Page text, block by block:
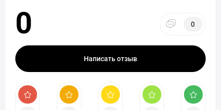
0 0
Написать отзыв